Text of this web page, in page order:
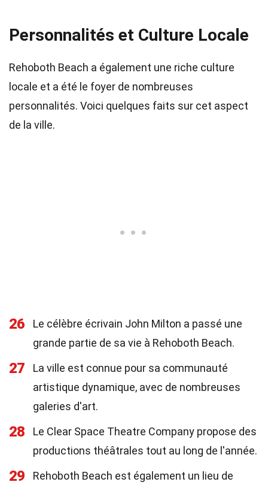
Personnalités et Culture Locale
Rehoboth Beach a également une riche culture
locale et a été le foyer de nombreuses
personnalités. Voici quelques faits sur cet aspect
de la ville.
26
Le célèbre écrivain John Milton a passé une
grande partie de sa vie à Rehoboth Beach.
27
La ville est connue pour sa communauté
artistique dynamique, avec de nombreuses
galeries d'art.
28
Le Clear Space Theatre Company propose des
productions théâtrales tout au long de l'année.
29
Rehoboth Beach est également un lieu de